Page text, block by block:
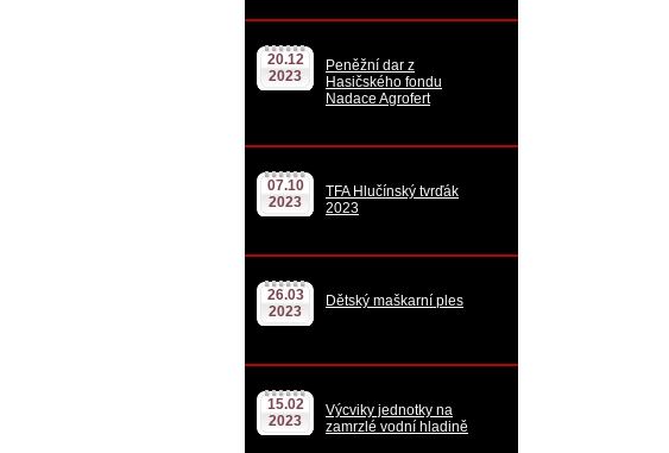
20.12
2023
Peněžní dar z
Hasičského fondu
Nadace Agrofert
07.10
2023
TFA Hlučínský tvrďák
2023
26.03
2023
Dětský maškarní ples
15.02
2023
Výcviky jednotky na
zamrzlé vodní hladině